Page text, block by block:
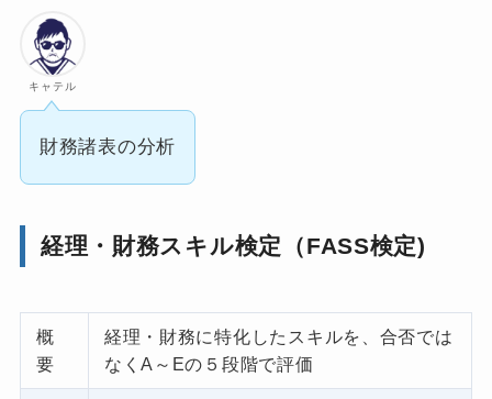
キャテル
財務諸表の分析
経理・財務スキル検定（FASS検定)
概
要
経理・財務に特化したスキルを、合否では
なくA～Eの５段階で評価